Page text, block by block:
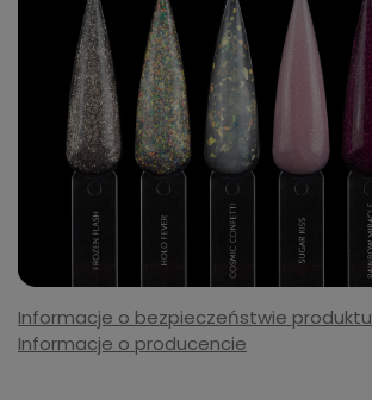
Informacje o bezpieczeństwie produktu
Informacje o producencie